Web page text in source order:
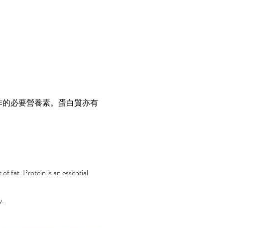
必要營養素。蛋白質亦有
fat. Protein is an essential